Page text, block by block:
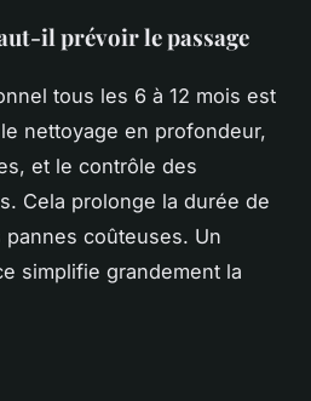
il prévoir le passage
tous les 6 à 12 mois est
nettoyage en profondeur,
et le contrôle des
Cela prolonge la durée de
coûteuses. Un
simplifie grandement la